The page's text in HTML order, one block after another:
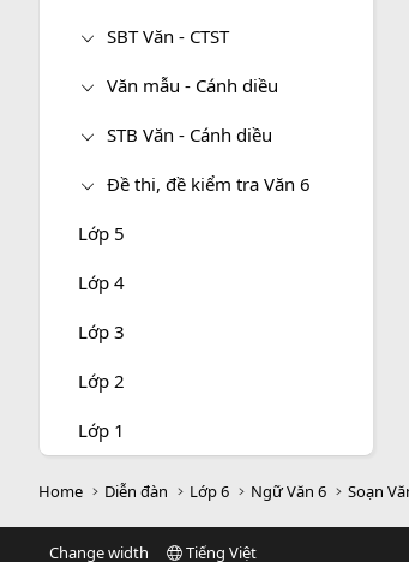
SBT Văn - CTST
Văn mẫu - Cánh diều
STB Văn - Cánh diều
Đề thi, đề kiểm tra Văn 6
Lớp 5
Lớp 4
Lớp 3
Lớp 2
Lớp 1
Home Diễn đàn Lớp 6 Ngữ Văn 6 Soạn
Change width Tiếng Việt